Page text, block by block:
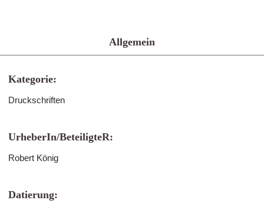
Allgemein
Kategorie:
Druckschriften
UrheberIn/BeteiligteR:
Robert König
Datierung: